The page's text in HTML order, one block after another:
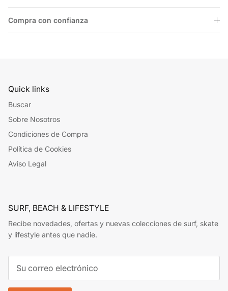
Compra con confianza
Quick links
Buscar
Sobre Nosotros
Condiciones de Compra
Política de Cookies
Aviso Legal
SURF, BEACH & LIFESTYLE
Recibe novedades, ofertas y nuevas colecciones de surf, skate
y lifestyle antes que nadie.